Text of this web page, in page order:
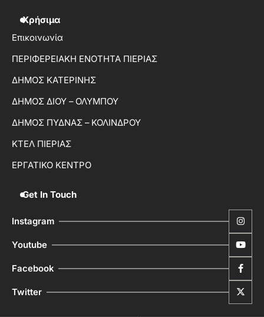
Χρήσιμα
Επικοινωνία
ΠΕΡΙΦΕΡΕΙΑΚΗ ΕΝΟΤΗΤΑ ΠΙΕΡΙΑΣ
ΔΗΜΟΣ ΚΑΤΕΡΙΝΗΣ
ΔΗΜΟΣ ΔΙΟΥ – ΟΛΥΜΠΟΥ
ΔΗΜΟΣ ΠΥΔΝΑΣ – ΚΟΛΙΝΔΡΟΥ
ΚΤΕΛ ΠΙΕΡΙΑΣ
ΕΡΓΑΤΙΚΟ ΚΕΝΤΡΟ
Get In Touch
Instagram
Youtube
Facebook
Twitter